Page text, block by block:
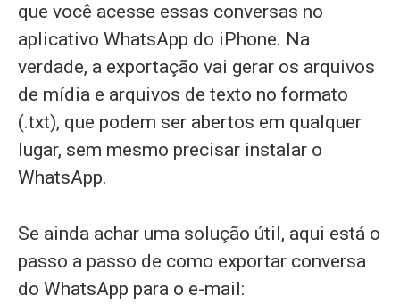
que você acesse essas conversas no
aplicativo WhatsApp do iPhone. Na
verdade, a exportação vai gerar os arquivos
de mídia e arquivos de texto no formato
(.txt), que podem ser abertos em qualquer
lugar, sem mesmo precisar instalar o
WhatsApp.
Se ainda achar uma solução útil, aqui está o
passo a passo de como exportar conversa
do WhatsApp para o e-mail: